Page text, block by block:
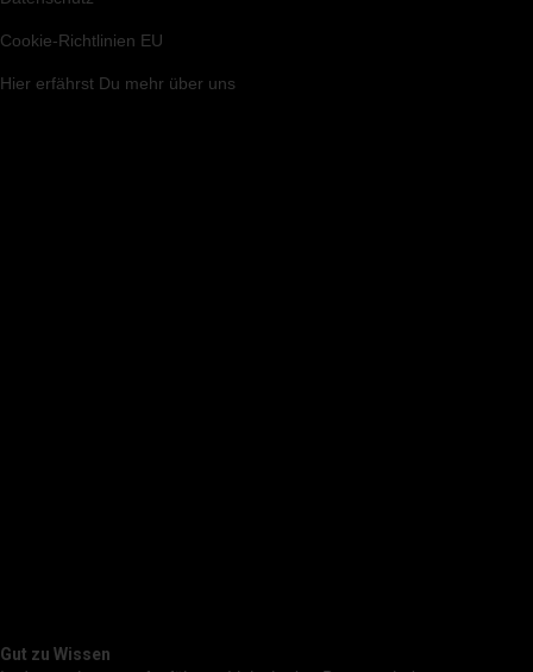
Cookie-Richtlinien EU
Hier erfährst Du mehr über uns
Gut zu Wissen